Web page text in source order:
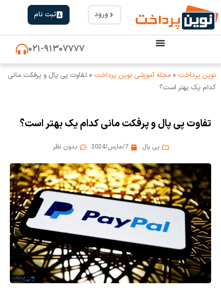
ورود ثبت نام
۰۲۱-۹۱۳۰۷۷۷۷
نوین پرداخت » مجله آموزشی نوین پرداخت »تفاوت پی پال و پرفکت مانی
کدام یک بهتر است؟
تفاوت پی پال و پرفکت مانی کدام یک بهتر است؟
پی پال 7/مارس/2024 بدون نظر